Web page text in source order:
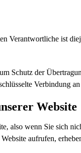
Verantwortliche ist
Schutz der
Verbindung
Website
also wenn Sie sich
aufrufen,